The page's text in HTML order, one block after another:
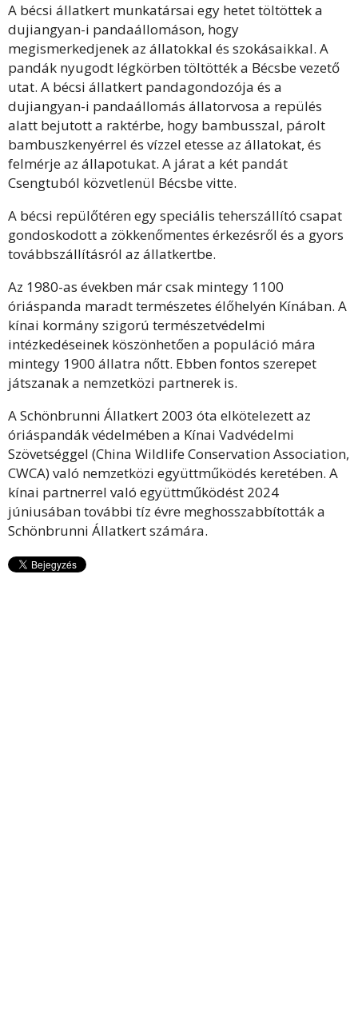
A bécsi állatkert munkatársai egy hetet töltöttek a
dujiangyan-i pandaállomáson, hogy
megismerkedjenek az állatokkal és szokásaikkal. A
pandák nyugodt légkörben töltötték a Bécsbe vezető
utat. A bécsi állatkert pandagondozója és a
dujiangyan-i pandaállomás állatorvosa a repülés
alatt bejutott a raktérbe, hogy bambusszal, párolt
bambuszkenyérrel és vízzel etesse az állatokat, és
felmérje az állapotukat. A járat a két pandát
Csengtuból közvetlenül Bécsbe vitte.
A bécsi repülőtéren egy speciális teherszállító csapat
gondoskodott a zökkenőmentes érkezésről és a gyors
továbbszállításról az állatkertbe.
Az 1980-as években már csak mintegy 1100
óriáspanda maradt természetes élőhelyén Kínában. A
kínai kormány szigorú természetvédelmi
intézkedéseinek köszönhetően a populáció mára
mintegy 1900 állatra nőtt. Ebben fontos szerepet
játszanak a nemzetközi partnerek is.
A Schönbrunni Állatkert 2003 óta elkötelezett az
óriáspandák védelmében a Kínai Vadvédelmi
Szövetséggel (China Wildlife Conservation Association,
CWCA) való nemzetközi együttműködés keretében. A
kínai partnerrel való együttműködést 2024
júniusában további tíz évre meghosszabbították a
Schönbrunni Állatkert számára.